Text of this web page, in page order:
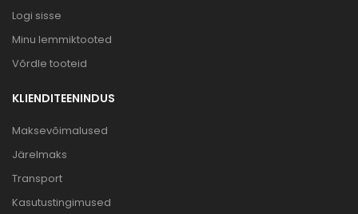
Logi sisse
Minu lemmiktooted
Võrdle tooteid
KLIENDITEENINDUS
Maksevõimalused
Järelmaks
Transport
Kasutustingimused